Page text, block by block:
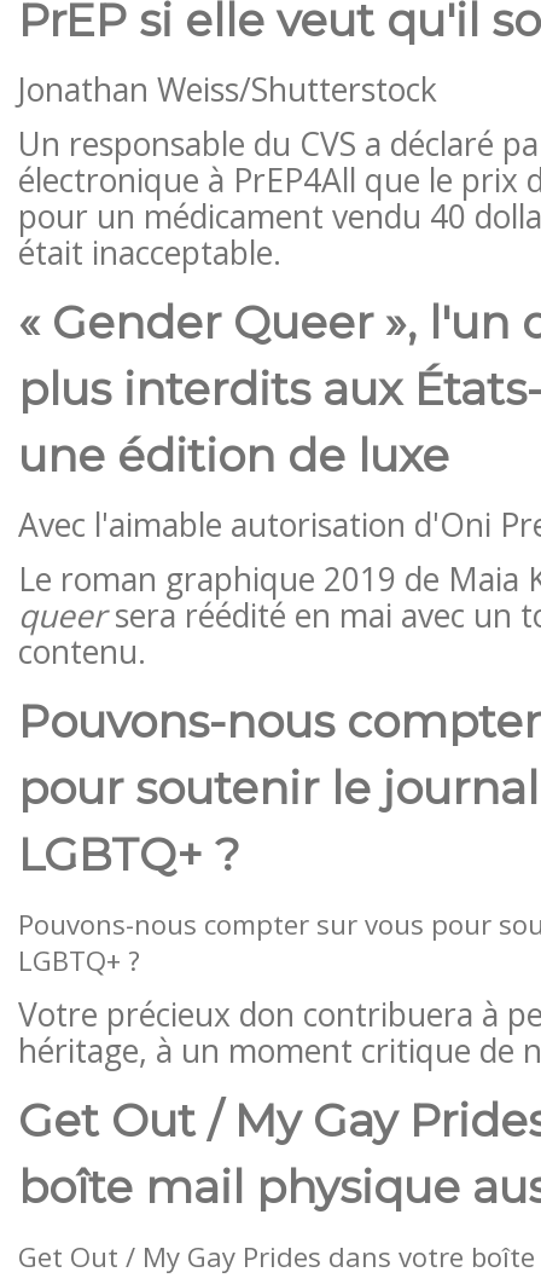
PrEP si elle veut qu'il
Jonathan Weiss/Shutterstock
Un responsable du CVS a déclaré
électronique à PrEP4All que le prix
pour un médicament vendu 40
était inacceptable.
« Gender Queer », l'un
plus interdits aux
une édition de luxe
Avec l'aimable autorisation d'Oni
Le roman graphique 2019 de Maia
queersera réédité en mai avec un
contenu.
Pouvons-nous
pour soutenir le
LGBTQ+ ?
Pouvons-nous compter sur vous pour
LGBTQ+ ?
Votre précieux don contribuera à
héritage, à un moment critique de
Get Out / My Gay
boîte mail physique
Get Out / My Gay Prides dans votre